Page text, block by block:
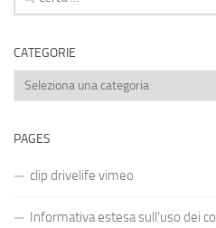
per:
CATEGORIE
Categorie
PAGES
clip drivelife vimeo
Informativa estesa sull’uso dei